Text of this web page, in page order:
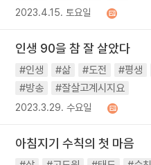
2023.4.15. 토요일
인생 90을 참 잘 살았다
#인생 #삶 #도전 #평생
#방송
#잘살고계시지요
2023.3.29. 수요일
아침지기 수칙의 첫 마음